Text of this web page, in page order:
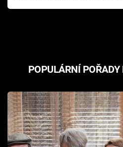
Pottera přišla s ráznou
POPULÁRNÍ